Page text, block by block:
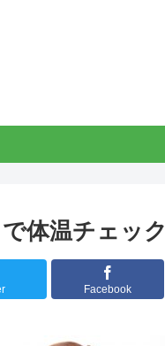
体温チェック
Facebook